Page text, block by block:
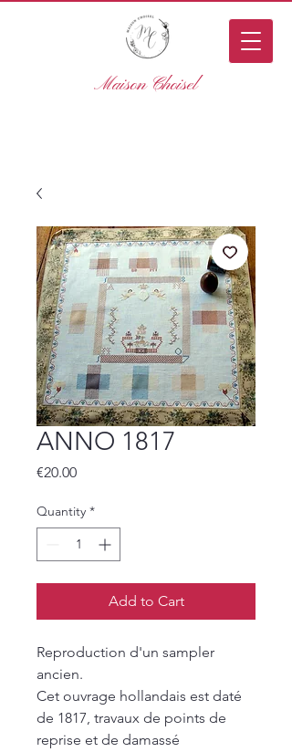
Maison Choisel
ANNO 1817
€20.00Price
Quantity *
Add to Cart
Reproduction d'un sampler
ancien.
Cet ouvrage hollandais est daté
de 1817, travaux de points de
reprise et de damassé